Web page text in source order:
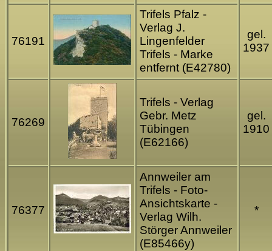
76191
Trifels Pfalz -
Verlag J.
Lingenfelder
Trifels - Marke
entfernt (E42780)
gel.
1937
76269
Trifels - Verlag
Gebr. Metz
Tübingen
(E62166)
gel.
1910
76377
Annweiler am
Trifels - Foto-
Ansichtskarte -
Verlag Wilh.
Störger Annweiler
(E85466y)
*